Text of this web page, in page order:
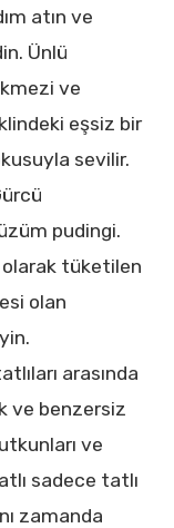
atın ve
Ünlü
ve
eşsiz bir
sevilir.
pudingi.
olarak tüketilen
olan
arasında
ve benzersiz
ve
sadece tatlı
zamanda